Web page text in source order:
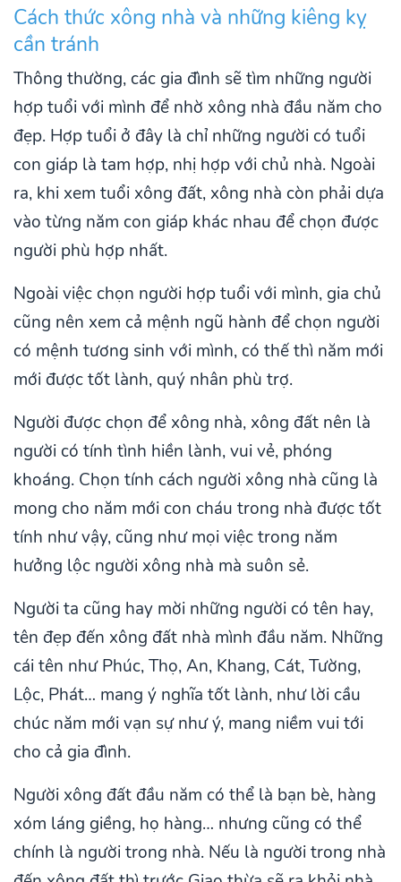
Cách thức xông nhà và những kiêng kỵ
cần tránh
Thông thường, các gia đình sẽ tìm những người
hợp tuổi với mình để nhờ xông nhà đầu năm cho
đẹp. Hợp tuổi ở đây là chỉ những người có tuổi
con giáp là tam hợp, nhị hợp với chủ nhà. Ngoài
ra, khi xem tuổi xông đất, xông nhà còn phải dựa
vào từng năm con giáp khác nhau để chọn được
người phù hợp nhất.
Ngoài việc chọn người hợp tuổi với mình, gia chủ
cũng nên xem cả mệnh ngũ hành để chọn người
có mệnh tương sinh với mình, có thế thì năm mới
mới được tốt lành, quý nhân phù trợ.
Người được chọn để xông nhà, xông đất nên là
người có tính tình hiền lành, vui vẻ, phóng
khoáng. Chọn tính cách người xông nhà cũng là
mong cho năm mới con cháu trong nhà được tốt
tính như vậy, cũng như mọi việc trong năm
hưởng lộc người xông nhà mà suôn sẻ.
Người ta cũng hay mời những người có tên hay,
tên đẹp đến xông đất nhà mình đầu năm. Những
cái tên như Phúc, Thọ, An, Khang, Cát, Tường,
Lộc, Phát… mang ý nghĩa tốt lành, như lời cầu
chúc năm mới vạn sự như ý, mang niềm vui tới
cho cả gia đình.
Người xông đất đầu năm có thể là bạn bè, hàng
xóm láng giềng, họ hàng… nhưng cũng có thể
chính là người trong nhà. Nếu là người trong nhà